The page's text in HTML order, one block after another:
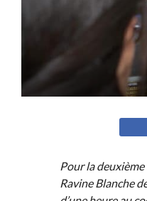
Pour la
Ravine Blanche